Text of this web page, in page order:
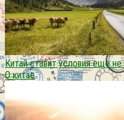
Китай ставит условия еще
О китае